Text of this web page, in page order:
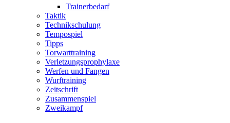
Trainerbedarf
Taktik
Technikschulung
Tempospiel
Tipps
Torwarttraining
Verletzungsprophylaxe
Werfen und Fangen
Wurftraining
Zeitschrift
Zusammenspiel
Zweikampf